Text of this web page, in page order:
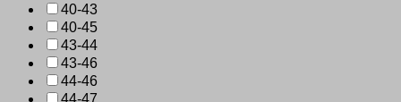
40-43
40-45
43-44
43-46
44-46
44-47